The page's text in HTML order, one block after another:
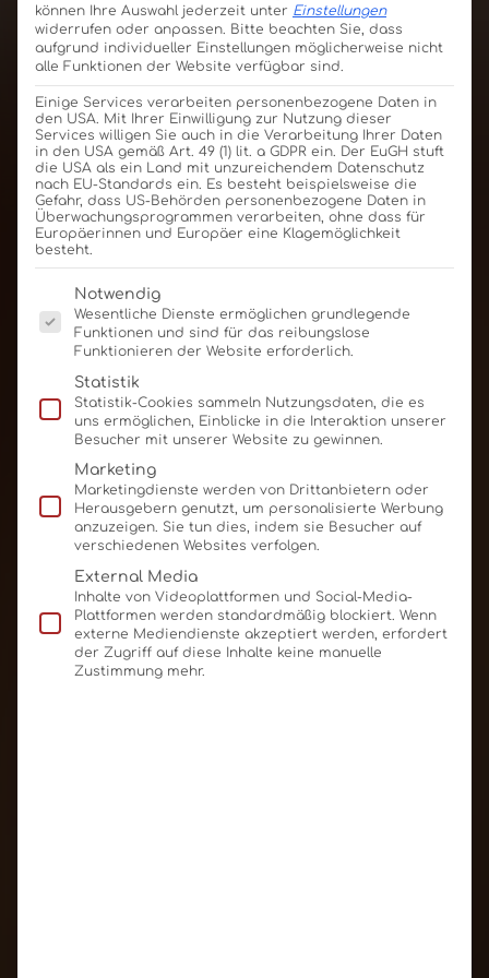
können Ihre Auswahl jederzeit unter Einstellungen
widerrufen oder anpassen. Bitte beachten Sie, dass
aufgrund individueller Einstellungen möglicherweise nicht
alle Funktionen der Website verfügbar sind.
Einige Services verarbeiten personenbezogene Daten in
den USA. Mit Ihrer Einwilligung zur Nutzung dieser
Services willigen Sie auch in die Verarbeitung Ihrer Daten
in den USA gemäß Art. 49 (1) lit. a GDPR ein. Der EuGH stuft
die USA als ein Land mit unzureichendem Datenschutz
nach EU-Standards ein. Es besteht beispielsweise die
Gefahr, dass US-Behörden personenbezogene Daten in
Überwachungsprogrammen verarbeiten, ohne dass für
Europäerinnen und Europäer eine Klagemöglichkeit
besteht.
Es folgt eine Liste der Service-Gruppen, für die eine
Notwendig
Wesentliche Dienste ermöglichen grundlegende
Funktionen und sind für das reibungslose
Funktionieren der Website erforderlich.
Statistik
Statistik-Cookies sammeln Nutzungsdaten, die es
uns ermöglichen, Einblicke in die Interaktion unserer
Besucher mit unserer Website zu gewinnen.
Marketing
Marketingdienste werden von Drittanbietern oder
Herausgebern genutzt, um personalisierte Werbung
anzuzeigen. Sie tun dies, indem sie Besucher auf
verschiedenen Websites verfolgen.
External Media
Inhalte von Videoplattformen und Social-Media-
Plattformen werden standardmäßig blockiert. Wenn
externe Mediendienste akzeptiert werden, erfordert
der Zugriff auf diese Inhalte keine manuelle
Zustimmung mehr.